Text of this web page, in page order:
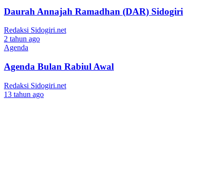
Daurah Annajah Ramadhan (DAR) Sidogiri
Redaksi Sidogiri.net
2 tahun ago
Agenda
Agenda Bulan Rabiul Awal
Redaksi Sidogiri.net
13 tahun ago